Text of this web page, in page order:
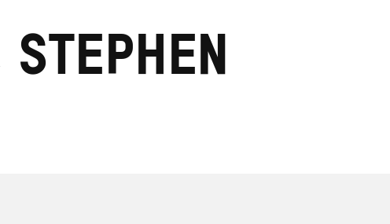
termes
de
Stephen